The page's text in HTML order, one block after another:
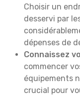
Choisir un
desservi par
dépenses de
Connaissez
commencer
équipements
crucial pour